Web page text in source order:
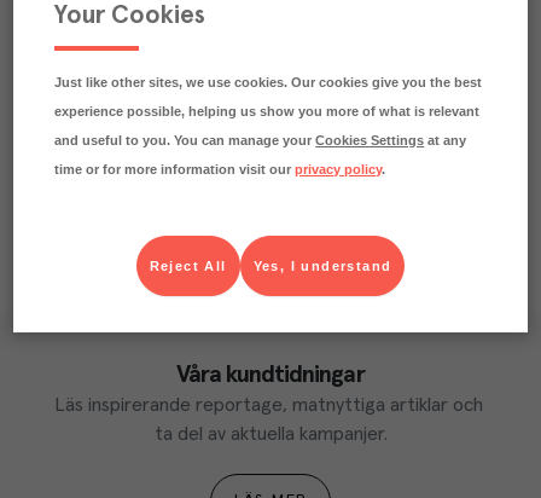
Varje kilo av varan påverkar klimatet motsvarande
utsläppen av 0.2 kg koldioxid.
Våra kundtidningar
Läs inspirerande reportage, matnyttiga artiklar och
ta del av aktuella kampanjer.
Your Cookies
Just like other sites, we use cookies. Our cookies give you the best
experience possible, helping us show you more of what is relevant
and useful to you. You can manage yourCookies Settings at any
time or for more information visit ourprivacy policy.
Yes, I understand
Reject All